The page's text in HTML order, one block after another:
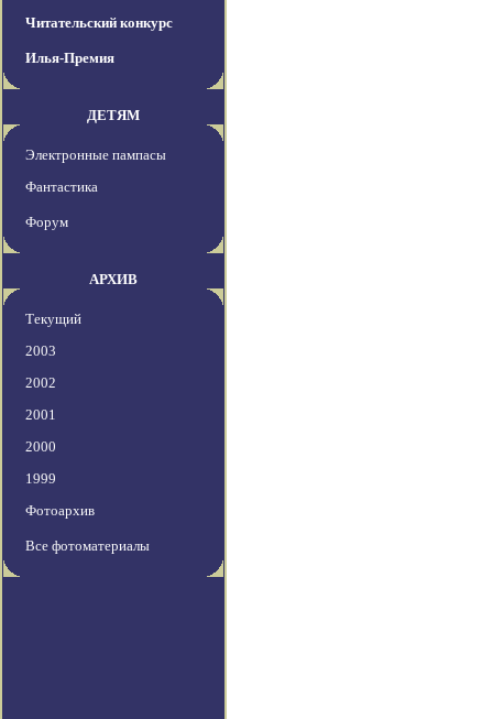
Читательский конкурс
Илья-Премия
ДЕТЯМ
Электронные пампасы
Фантастика
Форум
АРХИВ
Текущий
2003
2002
2001
2000
1999
Фотоархив
Все фотоматериалы